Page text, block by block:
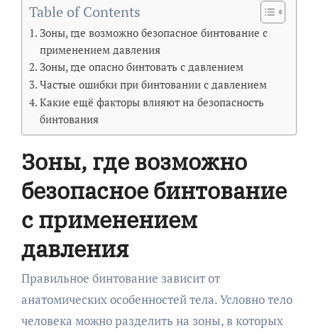
Table of Contents
Зоны, где возможно безопасное бинтование с
применением давления
Зоны, где опасно бинтовать с давлением
Частые ошибки при бинтовании с давлением
Какие ещё факторы влияют на безопасность
бинтования
Зоны, где возможно
безопасное бинтование
с применением
давления
Правильное бинтование зависит от
анатомических особенностей тела. Условно тело
человека можно разделить на зоны, в которых